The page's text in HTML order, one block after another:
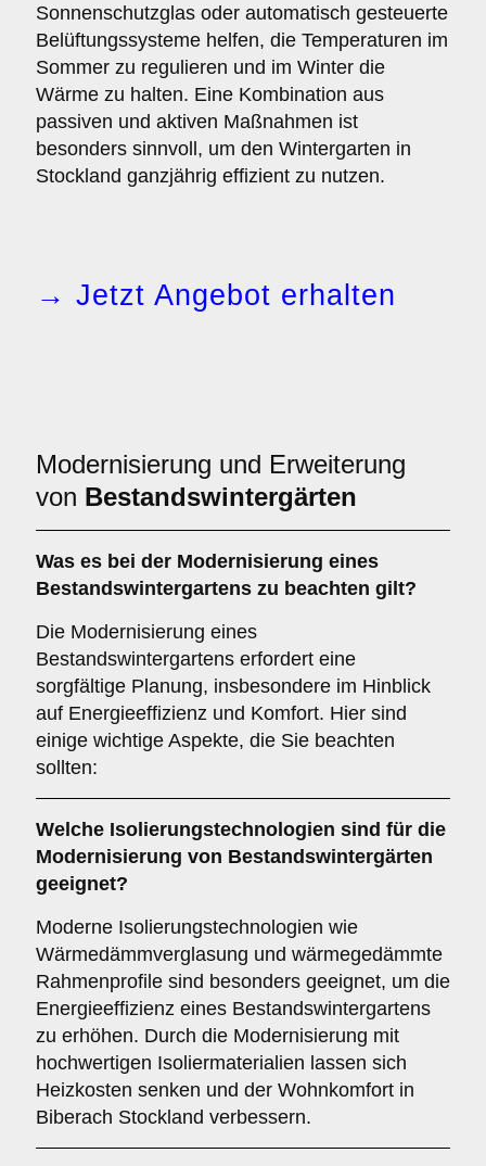
Sonnenschutzglas oder automatisch gesteuerte
Belüftungssysteme helfen, die Temperaturen im
Sommer zu regulieren und im Winter die
Wärme zu halten. Eine Kombination aus
passiven und aktiven Maßnahmen ist
besonders sinnvoll, um den Wintergarten in
Stockland ganzjährig effizient zu nutzen.
→ Jetzt Angebot erhalten
Modernisierung und Erweiterung
von Bestandswintergärten
Was es bei der Modernisierung eines
Bestandswintergartens zu beachten gilt?
Die Modernisierung eines
Bestandswintergartens erfordert eine
sorgfältige Planung, insbesondere im Hinblick
auf Energieeffizienz und Komfort. Hier sind
einige wichtige Aspekte, die Sie beachten
sollten:
Welche Isolierungstechnologien sind für die
Modernisierung von Bestandswintergärten
geeignet?
Moderne Isolierungstechnologien wie
Wärmedämmverglasung und wärmegedämmte
Rahmenprofile sind besonders geeignet, um die
Energieeffizienz eines Bestandswintergartens
zu erhöhen. Durch die Modernisierung mit
hochwertigen Isoliermaterialien lassen sich
Heizkosten senken und der Wohnkomfort in
Biberach Stockland verbessern.